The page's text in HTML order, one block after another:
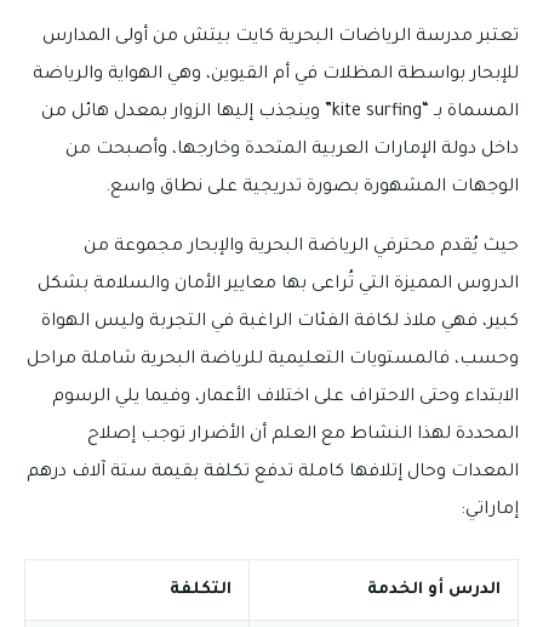
تعتبر مدرسة الرياضات البحرية كايت بيتش من أولى المدارس
للإبحار بواسطة المظلات في أم القيوين، وهي الهواية والرياضة
المسماة بـ “kite surfing” وينجذب إليها الزوار بمعدل هائل من
داخل دولة الإمارات العربية المتحدة وخارجها، وأصبحت من
الوجهات المشهورة بصورة تدريجية على نطاق واسع.
حيث يُقدم محترفي الرياضة البحرية والإبحار مجموعة من
الدروس المميزة التي تُراعى بها معايير الأمان والسلامة بشكل
كبير، فهي ملاذ لكافة الفئات الراغبة في التجربة وليس الهواة
وحسب، فالمستويات التعليمية للرياضة البحرية شاملة مراحل
الابتداء وحتى الاحتراف على اختلاف الأعمار، وفيما يلي الرسوم
المحددة لهذا النشاط مع العلم أن الأضرار توجب إصلاح
المعدات وحال إتلافها كاملة تدفع تكلفة بقيمة ستة آلاف درهم
إماراتي:
الدرس أو الخدمة التكلفة